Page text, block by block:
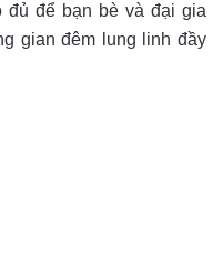
đủ để bạn bè và đại gia
gian đêm lung linh đầy